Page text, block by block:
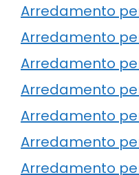
Arredamento
Arredamento
Arredamento
Arredamento
Arredamento
Arredamento
Arredamento